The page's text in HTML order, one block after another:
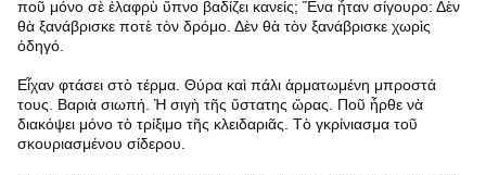
ποῦ μόνο σὲ ἐλαφρὺ ὕπνο βαδίζει κανείς; Ἕνα ἦταν σίγουρο: Δὲν
θὰ ξανάβρισκε ποτὲ τὸν δρόμο. Δὲν θὰ τὸν ξανάβρισκε χωρὶς
ὁδηγό.
Εἶχαν φτάσει στὸ τέρμα. Θύρα καὶ πάλι ἁρματωμένη μπροστά
τους. Βαριὰ σιωπή. Ἡ σιγὴ τῆς ὕστατης ὥρας. Ποῦ ἦρθε νὰ
διακόψει μόνο τὸ τρίξιμο τῆς κλειδαριᾶς. Τὸ γκρίνιασμα τοῦ
σκουριασμένου σίδερου.